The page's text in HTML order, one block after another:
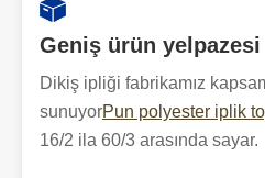
Geniş ürün yelpazesi
Dikiş ipliği fabrikamız
sunuyorPun polyester iplik
16/2 ila 60/3 arasında sayar.